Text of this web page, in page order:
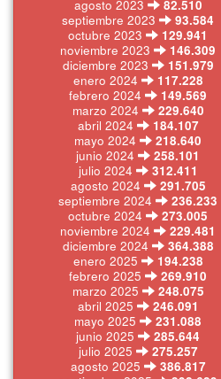
agosto 2023
82.510
septiembre 2023
93.584
octubre 2023
129.941
noviembre 2023
146.309
diciembre 2023
151.979
enero 2024
117.228
febrero 2024
149.569
marzo 2024
229.640
abril 2024
184.107
mayo 2024
218.640
junio 2024
258.101
julio 2024
312.411
agosto 2024
291.705
septiembre 2024
236.233
octubre 2024
273.005
noviembre 2024
229.481
diciembre 2024
364.388
enero 2025
194.238
febrero 2025
269.910
marzo 2025
248.075
abril 2025
246.091
mayo 2025
231.088
junio 2025
285.644
julio 2025
275.257
agosto 2025
386.817